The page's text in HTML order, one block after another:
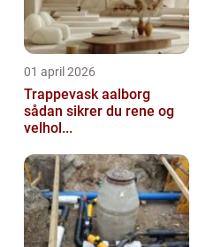
01 april 2026
Trappevask aalborg
sådan sikrer du rene og
velhol...